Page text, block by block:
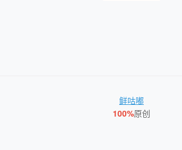
鲜咕嘟
100%原创